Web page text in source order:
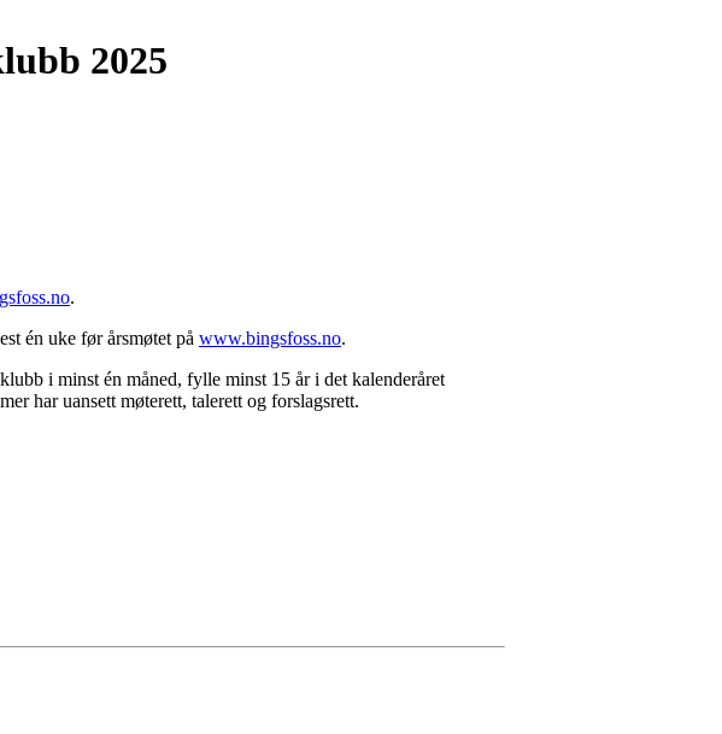
2025
.
én uke før årsmøtet på www.bingsfoss.no.
i minst én måned, fylle minst 15 år i det kalenderåret
har uansett møterett, talerett og forslagsrett.